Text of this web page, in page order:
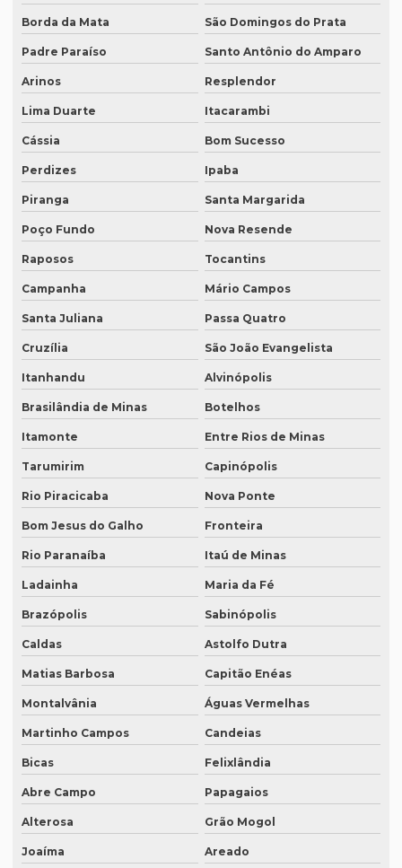
Intérprete simultâneo em bh
Intérprete simultâneo espanhol em bh
Intérprete simultâneo espanhol rio de janeiro
Intérprete simultâneo inglês em bh
Intérprete simultâneo inglês rj
Intérprete de videoconferência
Intérprete para webinars
Intérprete para workshops
Intérpretes para eventos corporativos
Lauda de tradução
Legendagem em espanhol
Legendagem em inglês
Legendagem em português
Legendagem preço por minuto
Legendagem profissional
Legendagem rio de janeiro
Legendagem de vídeos
Locação de equipamentos para tradução simultânea
Localização de software
Melhor empresa de tradução em df
Melhor empresa de transcrição de áudio whatsapp
Melhor tradução simultânea
O que é degravação de áudio
O que é degravação de vídeo
O que significa tradução juramentada
Borda da Mata São Domingos do Prata
Padre Paraíso Santo Antônio do Amparo
Arinos Resplendor
Lima Duarte Itacarambi
Cássia Bom Sucesso
Perdizes Ipaba
Piranga Santa Margarida
Poço Fundo Nova Resende
Raposos Tocantins
Campanha Mário Campos
Santa Juliana Passa Quatro
Cruzília São João Evangelista
Itanhandu Alvinópolis
Brasilândia de Minas Botelhos
Itamonte Entre Rios de Minas
Tarumirim Capinópolis
Rio Piracicaba Nova Ponte
Bom Jesus do Galho Fronteira
Rio Paranaíba Itaú de Minas
Ladainha Maria da Fé
Brazópolis Sabinópolis
Caldas Astolfo Dutra
Matias Barbosa Capitão Enéas
Montalvânia Águas Vermelhas
Martinho Campos Candeias
Bicas Felixlândia
Abre Campo Papagaios
Alterosa Grão Mogol
Joaíma Areado